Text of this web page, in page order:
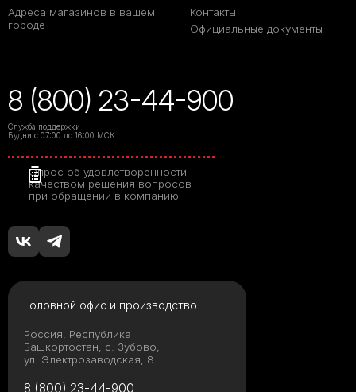
Адреса магазинов в вашем
городе
Контакты
Официальные документы
8 (800) 23-44-900
Служба поддержки
Будни с 07:00 до 16:00 МСК
Опрос об удовлетворенности
качеством решения вопросов
при обращении в компанию
Головной офис и производство
Россия, Республика
Башкортостан, с. Зубово,
ул. Электрозаводская, 8
8 (800) 23-44-900